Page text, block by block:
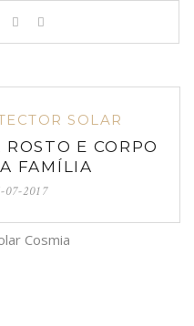
SOLAR
E CORPO
FAMÍLIA
07-2017